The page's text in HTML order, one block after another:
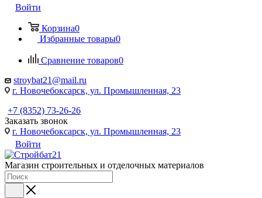
Войти
Корзина0
Избранные товары0
Сравнение товаров0
stroybat21@mail.ru
г. Новочебоксарск, ул. Промышленная, 23
+7 (8352) 73-26-26
Заказать звонок
г. Новочебоксарск, ул. Промышленная, 23
Войти
Магазин строительных и отделочных материалов